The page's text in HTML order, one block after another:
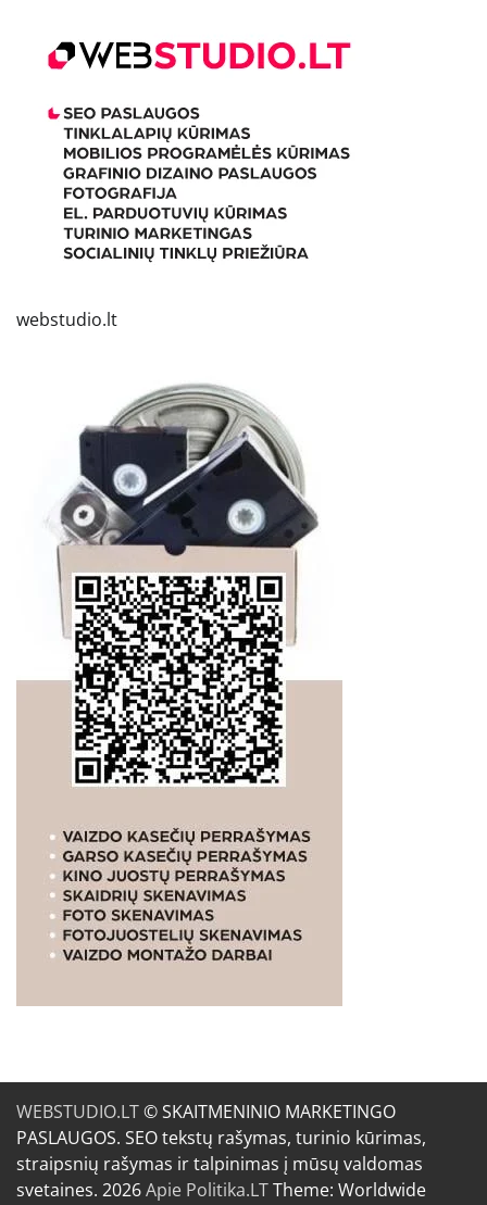
webstudio.lt
WEBSTUDIO.LT© SKAITMENINIO MARKETINGO
PASLAUGOS. SEO tekstų rašymas, turinio kūrimas,
straipsnių rašymas ir talpinimas į mūsų valdomas
svetaines. 2026Apie Politika.LTTheme: Worldwide